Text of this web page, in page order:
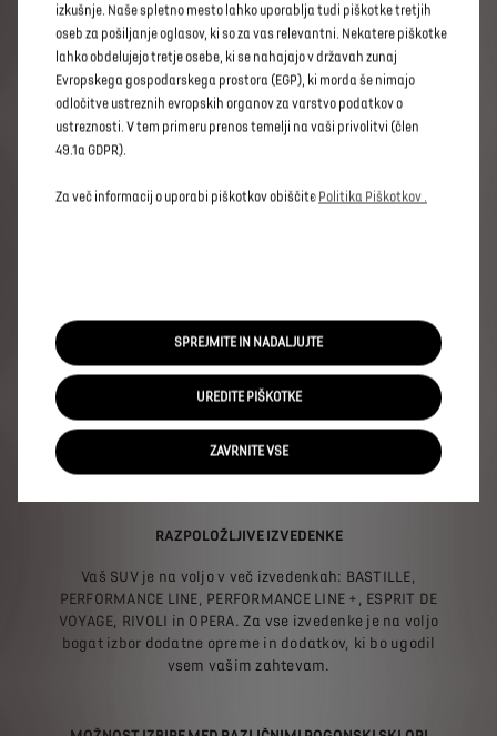
so za odmero le-teh lahko predpisani tudi drugi
standardi. Za več informacij o uradni porabi goriva
in
emisijah CO2 preberite smernico Uredbo
informacijah o varčnosti porabe goriva, emisijah
ogljikovega dioksida in emisijah onesnaževal
zunanjega zraka, ki so na voljo potrošnikom o
novih osebnih avtomobilih (Uradni list RS. št. 24-
956/2014).
znamke DS Automobiles?
Vašega novega SUV-ja s priključnim hibridnim pogonom
lahko prilagodite po svojem okusu, pričakovanjih in
potrebah: končna obdelava, tip motorja, oprema,
oblikovna zasnova...
Privoščite si takega SUV-ja, kakršnega ste si zaželeli.
RAZPOLOŽLJIVE IZVEDENKE
Vaš SUV je na voljo v več izvedenkah: BASTILLE,
PERFORMANCE LINE, PERFORMANCE LINE +, ESPRIT DE
VOYAGE, RIVOLI in OPERA. Za vse izvedenke je na voljo
bogat izbor dodatne opreme in dodatkov, ki bo ugodil
vsem vašim zahtevam.
izkušnje. Naše spletno mesto lahko uporablja tudi piškotke tretjih
oseb za pošiljanje oglasov, ki so za vas relevantni. Nekatere piškotke
lahko obdelujejo tretje osebe, ki se nahajajo v državah zunaj
Evropskega gospodarskega prostora (EGP), ki morda še nimajo
odločitve ustreznih evropskih organov za varstvo podatkov o
ustreznosti. V tem primeru prenos temelji na vaši privolitvi (člen
49.1a GDPR).
Za več informacij o uporabi piškotkov obiščite Politika Piškotkov .
UREDITE PIŠKOTKE
SPREJMITE IN NADALJUJTE
ZAVRNITE VSE